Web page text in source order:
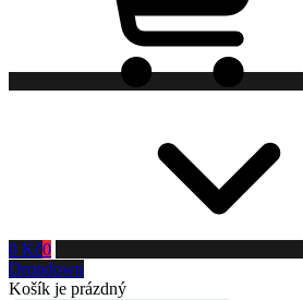
0 Kč0
Dropdown
Košík je prázdný